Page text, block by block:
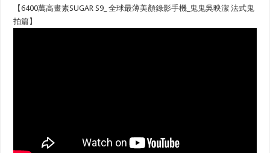
【6400萬高畫素SUGAR S9_ 全球最薄美顏錄影手機_鬼鬼吳映潔 法式鬼
拍篇】